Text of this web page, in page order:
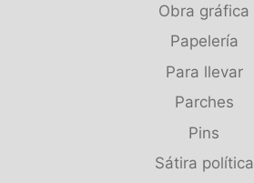
Obra gráfica
Papelería
Para llevar
Parches
Pins
Sátira política